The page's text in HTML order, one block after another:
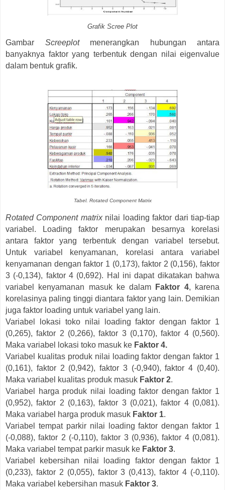
Grafik Scree Plot
Gambar Screeplotmenerangkan hubungan antara
banyaknya faktor yang terbentuk dengan nilai eigenvalue
dalam bentuk grafik.
Tabel. Rotated Component Matrix
Rotated Component matrix nilai loading faktor dari tiap-tiap
variabel. Loading faktor merupakan besarnya korelasi
antara faktor yang terbentuk dengan variabel tersebut.
Untuk variabel kenyamanan, korelasi antara variabel
kenyamanan dengan faktor 1 (0,173), faktor 2 (0,156), faktor
3 (-0,134), faktor 4 (0,692). Hal ini dapat dikatakan bahwa
variabel kenyamanan masuk ke dalam
Faktor 4, karena
korelasinya paling tinggi diantara faktor yang lain. Demikian
juga faktor loading untuk variabel yang lain.
Variabel lokasi toko nilai loading faktor dengan faktor 1
(0,265), faktor 2 (0,266), faktor 3 (0,170), faktor 4 (0,560).
Maka variabel lokasi toko masuk ke Faktor 4.
Variabel kualitas produk nilai loading faktor dengan faktor 1
(0,161), faktor 2 (0,942), faktor 3 (-0,940), faktor 4 (0,40).
Maka variabel kualitas produk masuk Faktor 2.
Variabel harga produk nilai loading faktor dengan faktor 1
(0,952), faktor 2 (0,163), faktor 3 (0,021), faktor 4 (0,081).
Maka variabel harga produk masuk Faktor 1.
Variabel tempat parkir nilai loading faktor dengan faktor 1
(-0,088), faktor 2 (-0,110), faktor 3 (0,936), faktor 4 (0,081).
Maka variabel tempat parkir masuk ke Faktor 3.
Variabel kebersihan nilai loading faktor dengan faktor 1
(0,233), faktor 2 (0,055), faktor 3 (0,413), faktor 4 (-0,110).
Maka variabel kebersihan masuk Faktor 3.